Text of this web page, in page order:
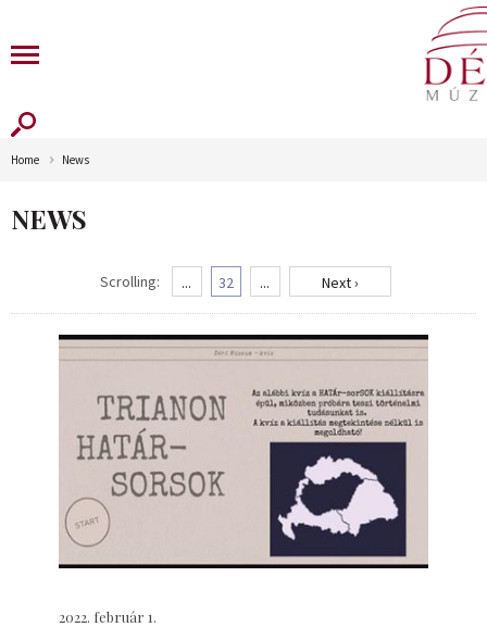
Home News
NEWS
Scrolling: ... 32 ... Next ›
2022. február 1.